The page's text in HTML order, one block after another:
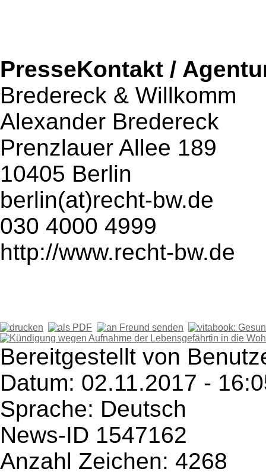
PresseKontakt /
Bredereck & Willkomm
Alexander Bredereck
Prenzlauer Allee 189
10405 Berlin
berlin(at)recht-bw.de
030 4000 4999
http://www.recht-bw.de
Bereitgestellt von
Datum: 02.11.2017 -
Sprache: Deutsch
News-ID 1547162
Anzahl Zeichen: 4268